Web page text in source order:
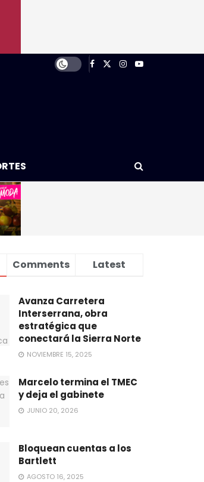
Comments Latest
Avanza Carretera
Interserrana, obra
estratégica que
conectará la Sierra Norte
NOVIEMBRE 15, 2025
Marcelo termina el TMEC
y deja el gabinete
JUNIO 20, 2026
Bloquean cuentas a los
Bartlett
AGOSTO 16, 2025